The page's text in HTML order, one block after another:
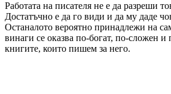
Работата на писателя не е да разреши
Достатъчно е да го види и да му даде
Останалото вероятно принадлежи на
винаги се оказва по-богат, по-сложен и
книгите, които пишем за него.